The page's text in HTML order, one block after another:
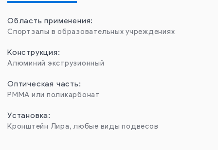
Область применения:
Спортзалы в образовательных учреждениях
Конструкция:
Алюминий экструзионный
Оптическая часть:
PMMA или поликарбонат
Установка:
Кронштейн Лира, любые виды подвесов